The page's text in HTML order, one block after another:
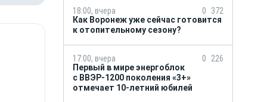
18:00, вчера 0
372
Как Воронеж уже сейчас готовится
к отопительному сезону?
17:00, вчера 0
226
Первый в мире энергоблок
с ВВЭР-1200 поколения «3+»
отмечает 10-летний юбилей